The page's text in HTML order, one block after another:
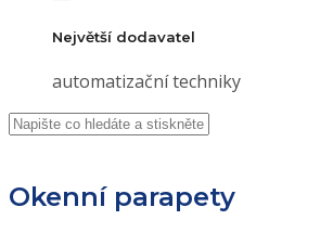
Největší dodavatel
automatizační techniky
Okenní parapety